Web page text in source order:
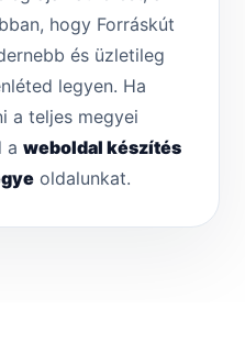
hogy Forráskút
és üzletileg
legyen. Ha
a teljes megyei
a weboldal készítés
oldalunkat.